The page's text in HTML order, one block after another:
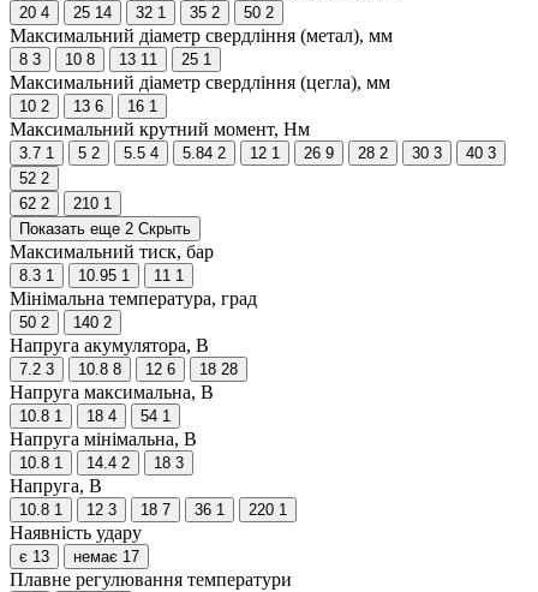
20 4 25 14 32 1 35 2 50 2
Максимальний діаметр свердління (метал), мм
8 3 10 8 13 11 25 1
Максимальний діаметр свердління (цегла), мм
10 2 13 6 16 1
Максимальний крутний момент, Нм
3.7 1 5 2 5.5 4 5.84 2 12 1 26 9 28 2 30 3 40 3
52 2
62 2 210 1
Показать еще 2 Скрыть
Максимальний тиск, бар
8.3 1 10.95 1 11 1
Мінімальна температура, град
50 2 140 2
Напруга акумулятора, В
7.2 3 10.8 8 12 6 18 28
Напруга максимальна, В
10.8 1 18 4 54 1
Напруга мінімальна, В
10.8 1 14.4 2 18 3
Напруга, В
10.8 1 12 3 18 7 36 1 220 1
Наявність удару
є 13 немає 17
Плавне регулювання температури